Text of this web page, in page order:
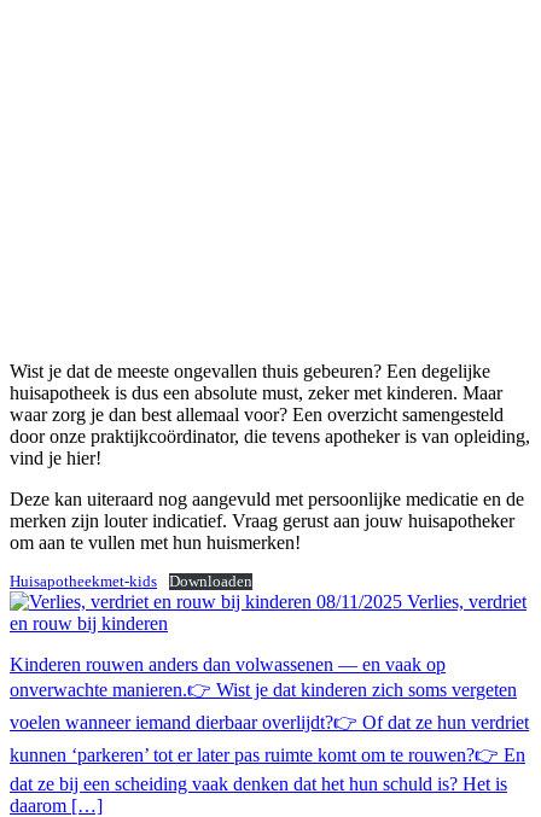
Wist je dat de meeste ongevallen thuis gebeuren? Een degelijke
huisapotheek is dus een absolute must, zeker met kinderen. Maar
waar zorg je dan best allemaal voor? Een overzicht samengesteld
door onze praktijkcoördinator, die tevens apotheker is van opleiding,
vind je hier!
Deze kan uiteraard nog aangevuld met persoonlijke medicatie en de
merken zijn louter indicatief. Vraag gerust aan jouw huisapotheker
om aan te vullen met hun huismerken!
Huisapotheekmet-kids Downloaden
08/11/2025 Verlies, verdriet
en rouw bij kinderen
Kinderen rouwen anders dan volwassenen — en vaak op
onverwachte manieren.👉 Wist je dat kinderen zich soms vergeten
voelen wanneer iemand dierbaar overlijdt?👉 Of dat ze hun verdriet
kunnen ‘parkeren’ tot er later pas ruimte komt om te rouwen?👉 En
dat ze bij een scheiding vaak denken dat het hun schuld is? Het is
daarom […]